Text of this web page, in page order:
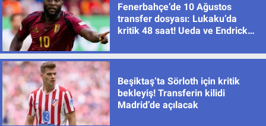
Fenerbahçe’de 10 Ağustos
transfer dosyası: Lukaku’da
kritik 48 saat! Ueda ve Endrick
Beşiktaş’ta Sörloth için kritik
bekleyiş! Transferin kilidi
Madrid’de açılacak